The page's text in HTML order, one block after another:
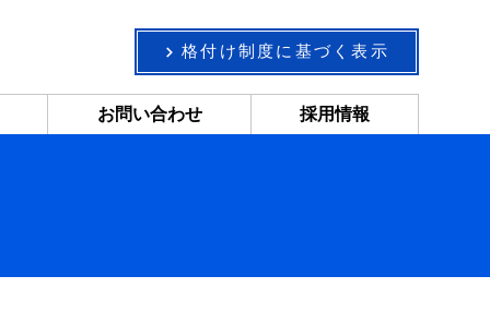
格付け制度に基づく表示
お問い合わせ 採用情報